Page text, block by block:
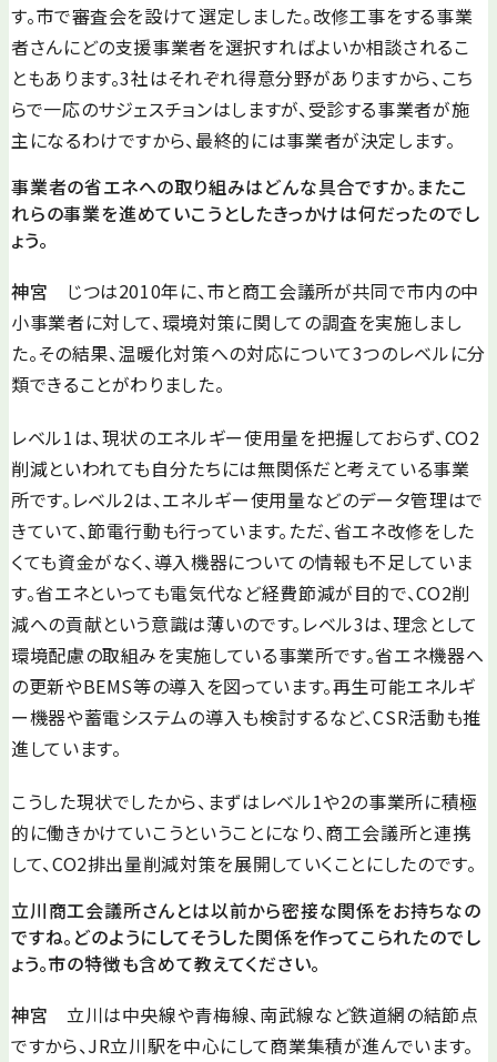
す。市で審査会を設けて選定しました。改修工事をする事業
者さんにどの支援事業者を選択すればよいか相談されるこ
ともあります。3社はそれぞれ得意分野がありますから、こち
らで一応のサジェスチョンはしますが、受診する事業者が施
主になるわけですから、最終的には事業者が決定します。
事業者の省エネへの取り組みはどんな具合ですか。またこ
れらの事業を進めていこうとしたきっかけは何だったのでし
ょう。
神宮 じつは2010年に、市と商工会議所が共同で市内の中
小事業者に対して、環境対策に関しての調査を実施しまし
た。その結果、温暖化対策への対応について3つのレベルに分
類できることがわりました。
レベル1は、現状のエネルギー使用量を把握しておらず、CO2
削減といわれても自分たちには無関係だと考えている事業
所です。レベル2は、エネルギー使用量などのデータ管理はで
きていて、節電行動も行っています。ただ、省エネ改修をした
くても資金がなく、導入機器についての情報も不足していま
す。省エネといっても電気代など経費節減が目的で、CO2削
減への貢献という意識は薄いのです。レベル3は、理念として
環境配慮の取組みを実施している事業所です。省エネ機器へ
の更新やBEMS等の導入を図っています。再生可能エネルギ
ー機器や蓄電システムの導入も検討するなど、CSR活動も推
進しています。
こうした現状でしたから、まずはレベル1や2の事業所に積極
的に働きかけていこうということになり、商工会議所と連携
して、CO2排出量削減対策を展開していくことにしたのです。
立川商工会議所さんとは以前から密接な関係をお持ちなの
ですね。どのようにしてそうした関係を作ってこられたのでし
ょう。市の特徴も含めて教えてください。
神宮 立川は中央線や青梅線、南武線など鉄道網の結節点
ですから、JR立川駅を中心にして商業集積が進んでいます。